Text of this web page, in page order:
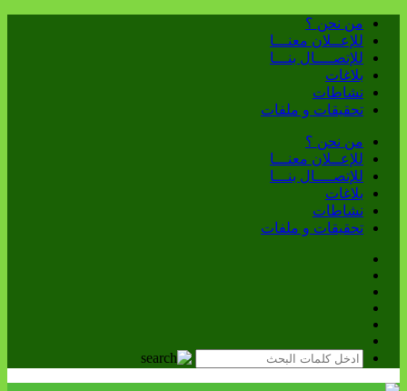
من نحن ؟
للإعــلان معنـــا
للإتصــــال بنـــا
بلاغات
نشاطات
تحقيقات و ملفات
من نحن ؟
للإعــلان معنـــا
للإتصــــال بنـــا
بلاغات
نشاطات
تحقيقات و ملفات